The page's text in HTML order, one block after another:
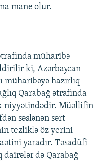
mane olur.
müharibə
ki, Azərbaycan
müharibəyə hazırlıq
Qarabağ ətrafında
niyyətindədir. Müəllifin
səslənən sərt
tezliklə öz yerini
yaradır. Təsadüfi
də Qarabağ